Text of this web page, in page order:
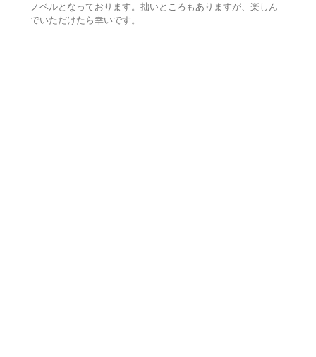
ノベルとなっております。拙いところもありますが、楽しん
でいただけたら幸いです。